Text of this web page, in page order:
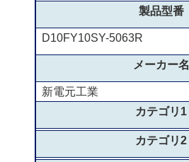
製品型番
D10FY10SY-5063R
メーカー名
新電元工業
カテゴリ1
カテゴリ2